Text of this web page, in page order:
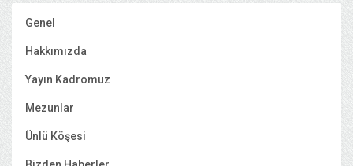
Genel
Hakkımızda
Yayın Kadromuz
Mezunlar
Ünlü Köşesi